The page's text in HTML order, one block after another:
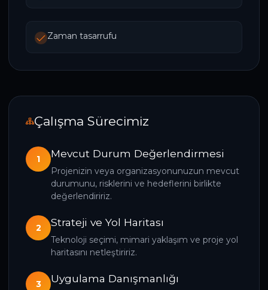
Zaman tasarrufu
Çalışma Sürecimiz
1 Mevcut Durum Değerlendirmesi
Projenizin veya organizasyonunuzun mevcut
durumunu, risklerini ve hedeflerini birlikte
değerlendiririz.
2 Strateji ve Yol Haritası
Teknoloji seçimi, mimari yaklaşım ve proje yol
haritasını netleştiririz.
3 Uygulama Danışmanlığı